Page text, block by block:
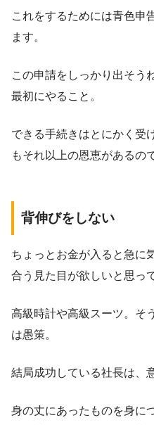
これをするためには青色申
ます。
この申請をしっかり出そう
最初にやること。
できる手続きはとにかく受
もそれ以上の恩恵があるの
背伸びをしない
ちょっとお金が入ると急に
合う見た目が欲しいと思っ
高級時計や高級スーツ。そ
は愚策。
結局成功している社長は、
身の丈にあったものを身に